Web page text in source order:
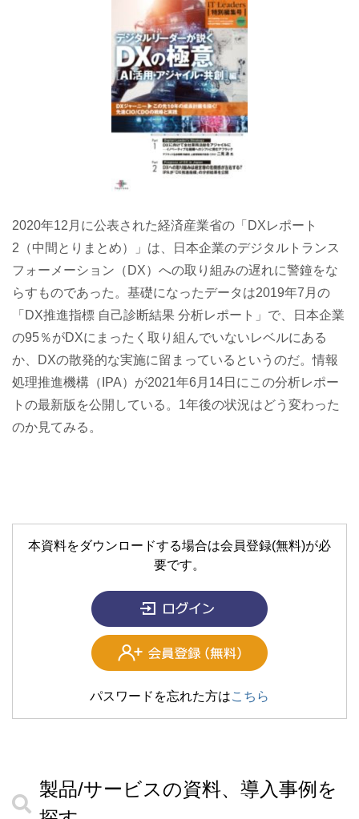
2020年12月に公表された経済産業省の「DXレポート
2（中間とりまとめ）」は、日本企業のデジタルトランス
フォーメーション（DX）への取り組みの遅れに警鐘をな
らすものであった。基礎になったデータは2019年7月の
「DX推進指標 自己診断結果 分析レポート」で、日本企業
の95％がDXにまったく取り組んでいないレベルにある
か、DXの散発的な実施に留まっているというのだ。情報
処理推進機構（IPA）が2021年6月14日にこの分析レポー
トの最新版を公開している。1年後の状況はどう変わった
のか見てみる。
本資料をダウンロードする場合は会員登録(無料)が必
要です。
パスワードを忘れた方はこちら
製品/サービスの資料、導入事例を